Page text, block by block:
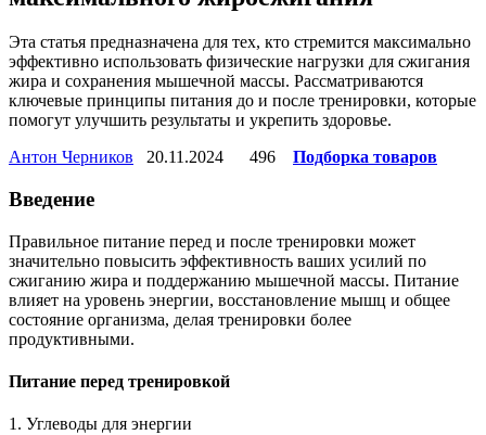
Эта статья предназначена для тех, кто стремится максимально
эффективно использовать физические нагрузки для сжигания
жира и сохранения мышечной массы. Рассматриваются
ключевые принципы питания до и после тренировки, которые
помогут улучшить результаты и укрепить здоровье.
Антон Черников
20.11.2024 496 Подборка товаров
Введение
Правильное питание перед и после тренировки может
значительно повысить эффективность ваших усилий по
сжиганию жира и поддержанию мышечной массы. Питание
влияет на уровень энергии, восстановление мышц и общее
состояние организма, делая тренировки более
продуктивными.
Питание перед тренировкой
1. Углеводы для энергии